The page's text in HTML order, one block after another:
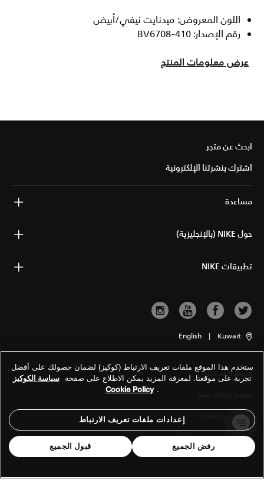
اللون المعروض: ميدنايت نيفي/أبيض
رقم الإصدار: BV6708-410
عرض معلومات المنتج
ابحث عن متجر
اشترك بنشرتنا الإلكترونية
مساعدة
حول NIKE (بالإنجليزية)
تطبيقات NIKE
Kuwait
|
English
شروط الاستخدام
معلومات الشركة
سياسة الخصوصية والكوكيز
ستخدم هذا الموقع ملفات تعريف الارتباط (كوكيز) لضمان حصولك على أفضل
تجربة على موقعنا. لمعرفة المزيد يمكن الاطلاع على صفحة سياسة الكوكيز
.
Cookie Policy
إعدادات ملفات تعريف الارتباط
رفض الجميع قبول الجميع